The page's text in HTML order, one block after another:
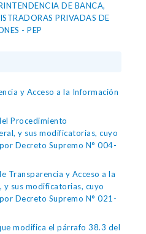
DE BANCA,
PRIVADAS DE
- PEP
y Acceso a la Información
Procedimiento
y sus modificatorias, cuyo
Decreto Supremo N° 004-
Transparencia y Acceso a la
y sus modificatorias, cuyo
Decreto Supremo N° 021-
modifica el párrafo 38.3 del